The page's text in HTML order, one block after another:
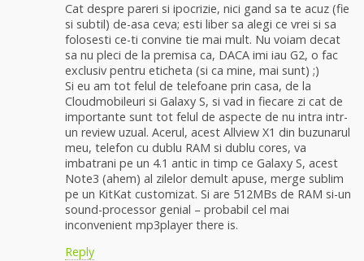
Cat despre pareri si ipocrizie, nici gand sa te acuz (fie
si subtil) de-asa ceva; esti liber sa alegi ce vrei si sa
folosesti ce-ti convine tie mai mult. Nu voiam decat
sa nu pleci de la premisa ca, DACA imi iau G2, o fac
exclusiv pentru eticheta (si ca mine, mai sunt) ;)
Si eu am tot felul de telefoane prin casa, de la
Cloudmobileuri si Galaxy S, si vad in fiecare zi cat de
importante sunt tot felul de aspecte de nu intra intr-
un review uzual. Acerul, acest Allview X1 din buzunarul
meu, telefon cu dublu RAM si dublu cores, va
imbatrani pe un 4.1 antic in timp ce Galaxy S, acest
Note3 (ahem) al zilelor demult apuse, merge sublim
pe un KitKat customizat. Si are 512MBs de RAM si-un
sound-processor genial – probabil cel mai
inconvenient mp3player there is.
Reply